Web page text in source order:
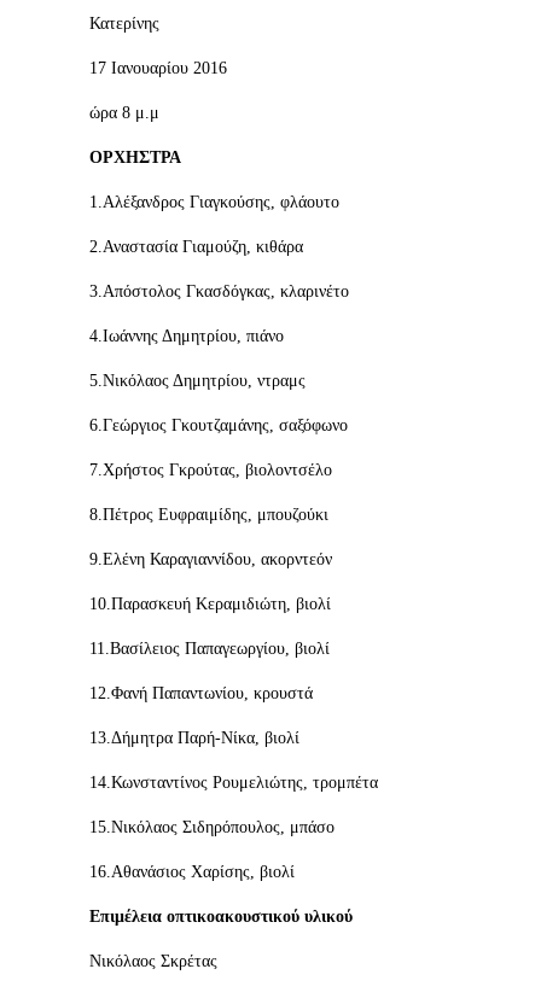
Κατερίνης
17 Ιανουαρίου 2016
ώρα 8 μ.μ
ΟΡΧΗΣΤΡΑ
1.Αλέξανδρος Γιαγκούσης, φλάουτο
2.Αναστασία Γιαμούζη, κιθάρα
3.Απόστολος Γκασδόγκας, κλαρινέτο
4.Ιωάννης Δημητρίου, πιάνο
5.Νικόλαος Δημητρίου, ντραμς
6.Γεώργιος Γκουτζαμάνης, σαξόφωνο
7.Χρήστος Γκρούτας, βιολοντσέλο
8.Πέτρος Ευφραιμίδης, μπουζούκι
9.Ελένη Καραγιαννίδου, ακορντεόν
10.Παρασκευή Κεραμιδιώτη, βιολί
11.Βασίλειος Παπαγεωργίου, βιολί
12.Φανή Παπαντωνίου, κρουστά
13.Δήμητρα Παρή-Νίκα, βιολί
14.Κωνσταντίνος Ρουμελιώτης, τρομπέτα
15.Νικόλαος Σιδηρόπουλος, μπάσο
16.Αθανάσιος Χαρίσης, βιολί
Επιμέλεια οπτικοακουστικού υλικού
Νικόλαος Σκρέτας